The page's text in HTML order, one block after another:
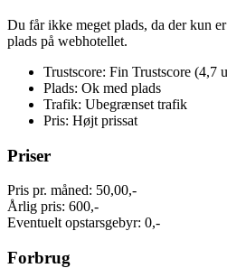
Du får ikke meget plads, da der kun
plads på webhotellet.
Trustscore: Fin Trustscore (4,7
Plads: Ok med plads
Trafik: Ubegrænset trafik
Pris: Højt prissat
Priser
Pris pr. måned: 50,00,-
Årlig pris: 600,-
Eventuelt opstarsgebyr: 0,-
Forbrug